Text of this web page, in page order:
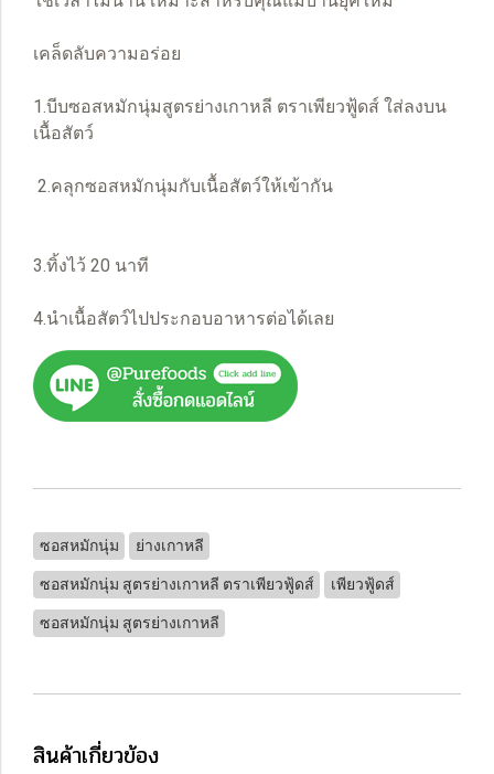
เคล็ดลับความอร่อย
1.บีบซอสหมักนุ่มสูตรย่างเกาหลี ตราเพียวฟู้ดส์ ใส่ลงบน
เนื้อสัตว์
2.คลุกซอสหมักนุ่มกับเนื้อสัตว์ให้เข้ากัน
3.ทิ้งไว้ 20 นาที
4.นำเนื้อสัตว์ไปประกอบอาหารต่อได้เลย
ซอสหมักนุ่ม ย่างเกาหลี
ซอสหมักนุ่ม สูตรย่างเกาหลี ตราเพียวฟู้ดส์ เพียวฟู้ดส์
ซอสหมักนุ่ม สูตรย่างเกาหลี
สินค้าเกี่ยวข้อง